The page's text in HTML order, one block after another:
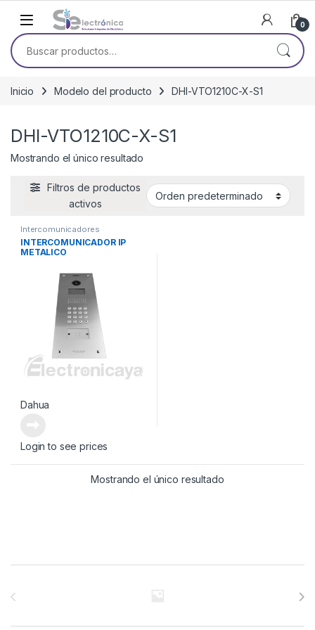
Skip to navigation
Skip to content
0
Buscar por:
Inicio Modelo del producto DHI-VTO1210C-X-S1
DHI-VTO1210C-X-S1
Mostrando el único resultado
Filtros de productos
activos
Intercomunicadores
INTERCOMUNICADOR IP
METALICO
Dahua
Login to see prices
Mostrando el único resultado